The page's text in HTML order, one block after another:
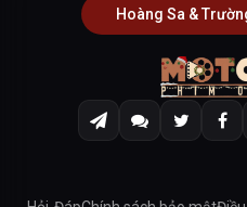
Hoàng Sa &